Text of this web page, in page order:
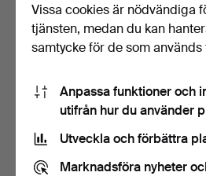
GILLIS LUNDGREN.
Spegel, "Flex", plast, Ik…
10
Vissa cookies är nödvändiga
tjänsten, medan du kan
samtycke för de som används
Anpassa funktioner och
utifrån hur du använder
Utveckla och förbättra
Marknadsföra nyheter